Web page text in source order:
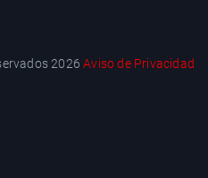
2026Aviso de Privacidad